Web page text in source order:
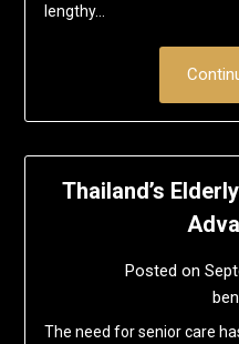
lengthy…
Thailand’s
Posted on
The need for senior care